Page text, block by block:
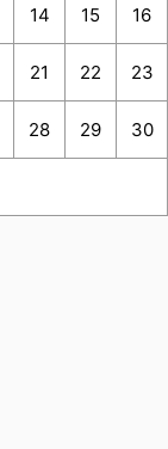
14 15 16
21 22 23
28 29 30